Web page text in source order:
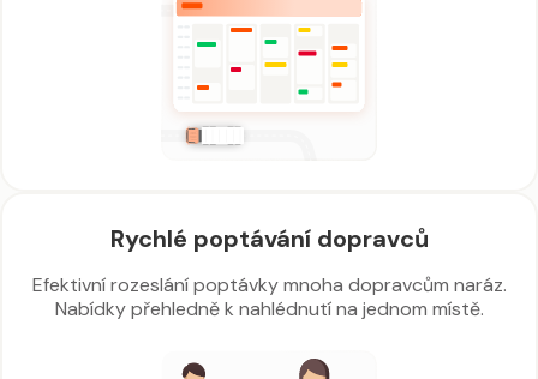
Rychlé poptávání dopravců
Efektivní rozeslání poptávky mnoha dopravcům naráz.
Nabídky přehledně k nahlédnutí na jednom místě.